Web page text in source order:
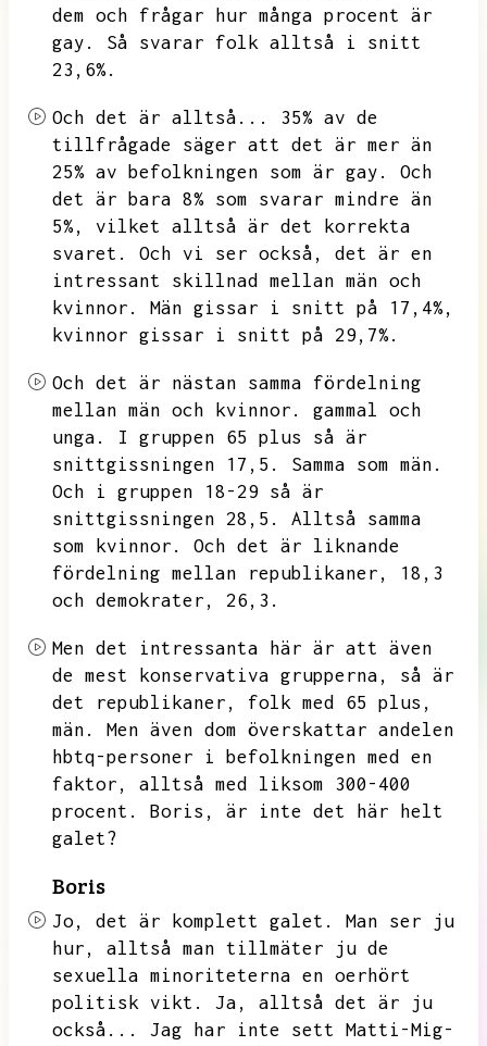
dem och frågar hur många procent är
gay.
Så svarar folk alltså i snitt
23,6%.
Och det är alltså...
35% av de
tillfrågade säger att det är mer än
25% av befolkningen som är gay.
Och
det är bara 8% som svarar mindre än
5%,
vilket alltså är det korrekta
svaret.
Och vi ser också,
det är en
intressant skillnad mellan män och
kvinnor.
Män gissar i snitt på 17,4%,
kvinnor gissar i snitt på 29,7%.
Och det är nästan samma fördelning
mellan män och kvinnor.
gammal och
unga.
I gruppen 65 plus så är
snittgissningen 17,5.
Samma som män.
Och i gruppen 18-29 så är
snittgissningen 28,5.
Alltså samma
som kvinnor.
Och det är liknande
fördelning mellan republikaner,
18,3
och demokrater,
26,3.
Men det intressanta här är att även
de mest konservativa grupperna,
så är
det republikaner,
folk med 65 plus,
män.
Men även dom överskattar andelen
hbtq-personer i befolkningen med en
faktor,
alltså med liksom 300-400
procent.
Boris,
är inte det här helt
galet?
Boris
Jo, det är komplett galet.
Man ser ju
hur,
alltså man tillmäter ju de
sexuella minoriteterna en oerhört
politisk vikt.
Ja,
alltså det är ju
också...
Jag har inte sett Matti-Mig-